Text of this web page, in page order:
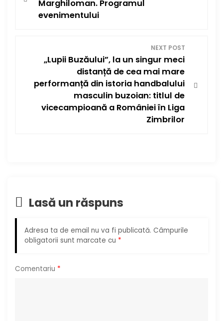
a
r
i
c
Marghiloman. Programul
evenimentului
NEXT POST
„Lupii Buzăului”, la un singur meci
distanță de cea mai mare
performanță din istoria handbalului
masculin buzoian: titlul de
vicecampioană a României în Liga
Zimbrilor
Lasă un răspuns
Adresa ta de email nu va fi publicată. Câmpurile
obligatorii sunt marcate cu *
Comentariu *